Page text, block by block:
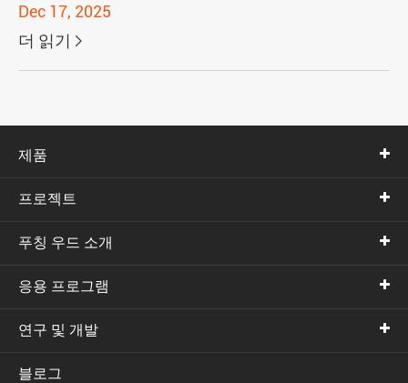
Dec 17, 2025
더 읽기 
제품
프로젝트
푸칭 우드 소개
응용 프로그램
연구 및 개발
블로그